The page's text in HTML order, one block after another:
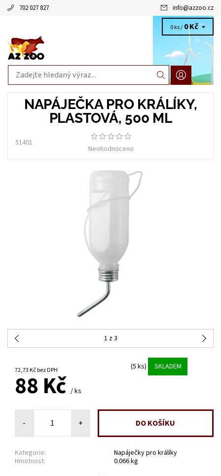
702 027 827 info@azzoo.cz
0 ks / 0 Kč
NAPÁJEČKA PRO KRÁLÍKY,
PLASTOVÁ, 500 ML
51401
Neohodnoceno
1 z 3
72,73 Kč bez DPH (5 ks) SKLADEM
88 Kč / ks
- +
Kategorie:
Napáječky pro králíky
Hmotnost:
0.066 kg